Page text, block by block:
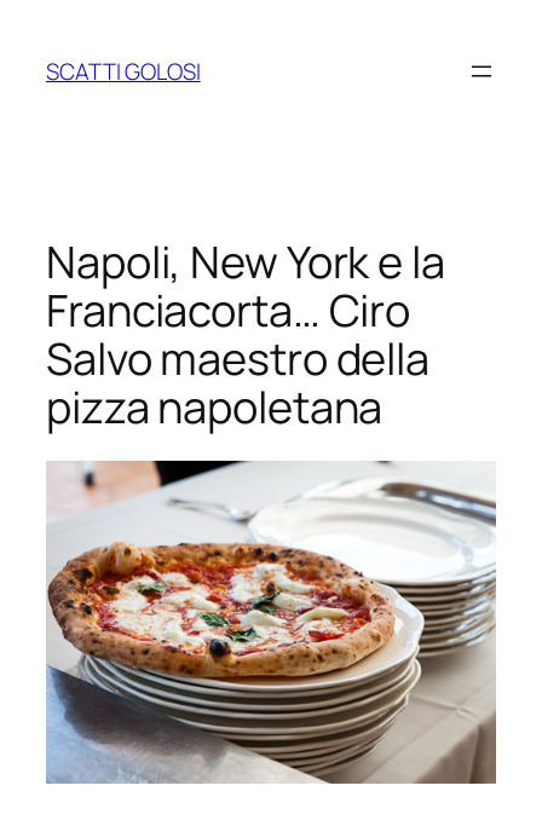
contenuto
SCATTI GOLOSI
Napoli, New York e la
Franciacorta… Ciro
Salvo maestro della
pizza napoletana